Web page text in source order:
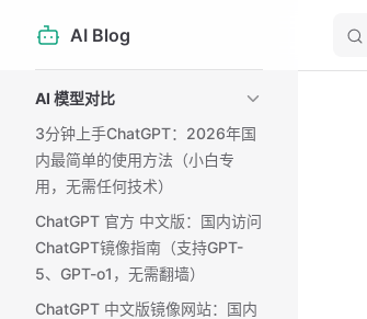
Skip to content
AI Blog
AI 模型对比
3分钟上手ChatGPT：2026年国
内最简单的使用方法（小白专
用，无需任何技术）
ChatGPT 官方 中文版：国内访问
ChatGPT镜像指南（支持GPT-
5、GPT-o1，无需翻墙）
ChatGPT 中文版镜像网站：国内